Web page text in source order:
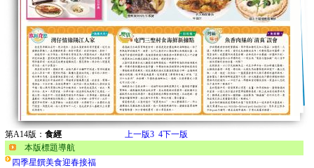
第A14版： 食經 上一版3 4下一版
本版標題導航
四季星饌美食迎春接福